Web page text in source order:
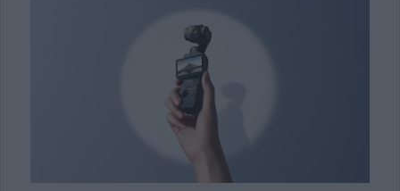
stabilisering och intelligent spårning
för mobiltelefoner till en helt ny nivå.
Både Osmo Mobile 7P och Osmo
Mobile 7 är utrustade med ActiveTrack
7.0, sjunde generationen av DJI:s
stabiliseringsteknik, och en rad